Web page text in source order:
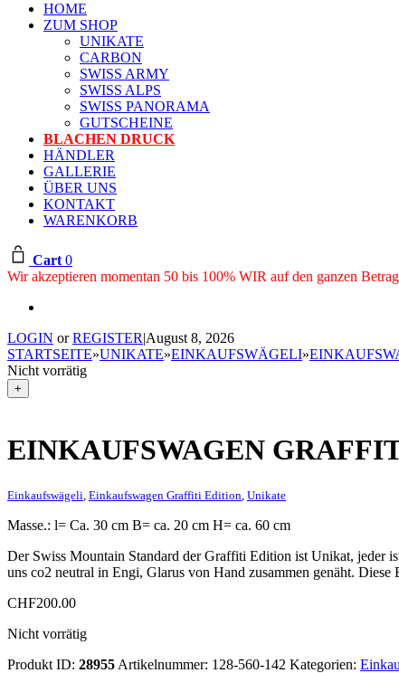
HOME
ZUM SHOP
UNIKATE
CARBON
SWISS ARMY
SWISS ALPS
SWISS PANORAMA
GUTSCHEINE
BLACHEN DRUCK
HÄNDLER
GALLERIE
ÜBER UNS
KONTAKT
WARENKORB
Cart 0
Wir akzeptieren momentan 50 bis 100% WIR auf den ganzen Betrag
LOGIN orREGISTER|August 8, 2026
STARTSEITE»UNIKATE»EINKAUFSWÄGELI»
Nicht vorrätig
+
EINKAUFSWAGEN
Einkaufswägeli Einkaufswagen Graffiti Edition Unikate
Masse.: l= Ca. 30 cm B= ca. 20 cm H= ca. 60 cm
Der Swiss Mountain Standard der Graffiti Edition ist Unikat, jeder
uns co2 neutral in Engi, Glarus von Hand zusammen genäht.
CHF200.00
Nicht vorrätig
Produkt ID: 28955 Artikelnummer: 128-560-142 Kategorien: